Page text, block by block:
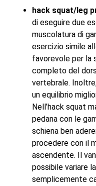
hack squat/leg
di eseguire due
muscolatura di
esercizio simile
favorevole per la
completo del
vertebrale.
un equilibrio
Nell’hack squat
pedana con le
schiena ben
procedere con il
ascendente. Il
possibile variare
semplicemente